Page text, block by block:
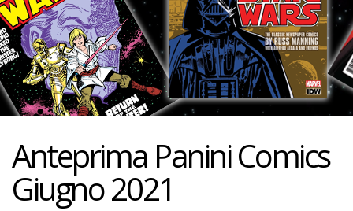
Anteprima Panini Comics
Giugno 2021